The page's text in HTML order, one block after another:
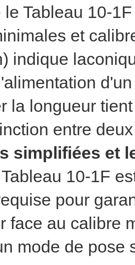
le Tableau 10-
et
indique
la longueur
entre
simplifiées et
10-1F
pour
face au calibre
mode de pose